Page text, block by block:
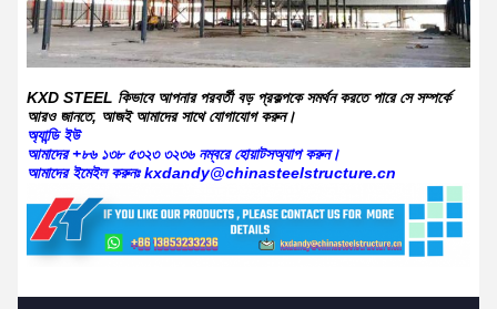
KXD STEEL কিভাবে আপনার পরবর্তী বড় প্রকল্পকে সমর্থন করতে পারে সে সম্পর্কে
আরও জানতে, আজই আমাদের সাথে যোগাযোগ করুন।
অ্যান্ডি ইউ
আমাদের +৮৬ ১৩৮ ৫৩২৩ ৩২৩৬ নম্বরে হোয়াটসঅ্যাপ করুন।
আমাদের ইমেইল করুনঃ kxdandy@chinasteelstructure.cn